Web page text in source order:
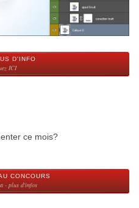
D'INFO
ICI
ce mois?
CONCOURS
- plus d'infos